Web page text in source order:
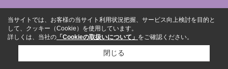
当サイトでは、お客様の当サイト利用状況把握、サービス向上検討を目的と
して、クッキー（Cookie）を使用しています。
詳しくは、当社の 「Cookieの取扱いについて」 をご確認ください。
閉じる